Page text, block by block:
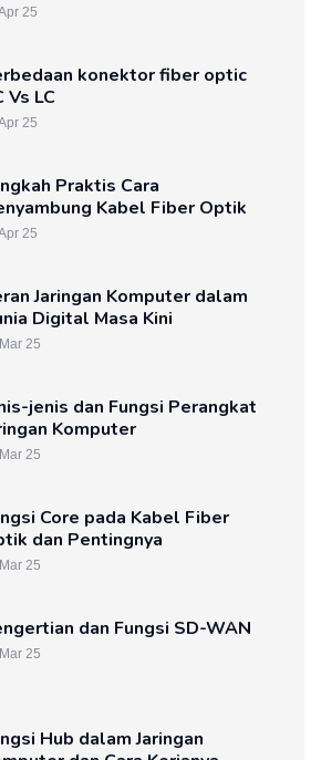
25
konektor fiber optic
Vs LC
25
Praktis Cara
Kabel Fiber Optik
25
Jaringan Komputer dalam
Digital Masa Kini
25
jenis dan Fungsi Perangkat
Komputer
25
Core pada Kabel Fiber
dan Pentingnya
25
dan Fungsi SD-WAN
25
Hub dalam Jaringan